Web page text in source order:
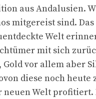
aus Andalusien.
mitgereist sind.
Welt
mit sich
vor allem aber
diese noch
Welt profitiert.